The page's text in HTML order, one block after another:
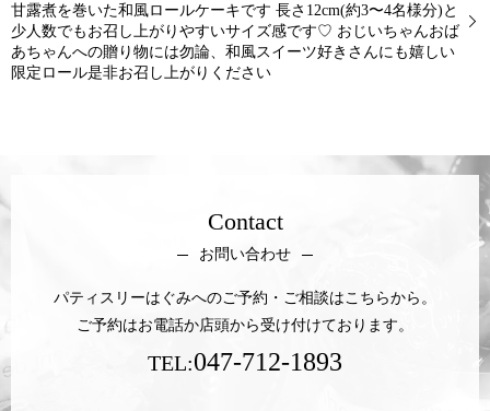
甘露煮を巻いた和風ロールケーキです 長さ12cm(約3〜4名様分)と
少人数でもお召し上がりやすいサイズ感です♡ おじいちゃんおば
あちゃんへの贈り物には勿論、和風スイーツ好きさんにも嬉しい
限定ロール是非お召し上がりください
Contact
お問い合わせ
パティスリーはぐみへのご予約・ご相談はこちらから。
ご予約はお電話か店頭から受け付けております。
TEL:047-712-1893